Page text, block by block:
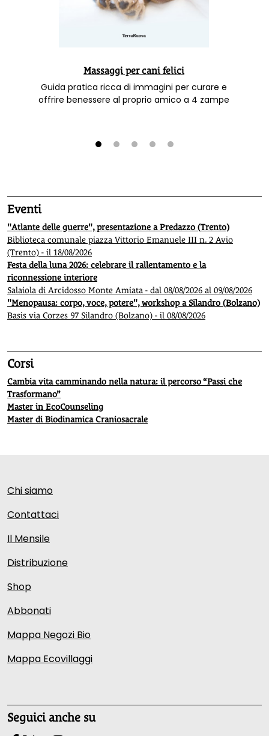
Massaggi per cani felici
Guida pratica ricca di immagini per curare e
offrire benessere al proprio amico a 4 zampe
Eventi
"Atlante delle guerre", presentazione a Predazzo (Trento)
Biblioteca comunale piazza Vittorio Emanuele III n. 2 Avio
(Trento) - il 18/08/2026
Festa della luna 2026: celebrare il rallentamento e la
riconnessione interiore
Salaiola di Arcidosso Monte Amiata - dal 08/08/2026 al 09/08/2026
"Menopausa: corpo, voce, potere", workshop a Silandro (Bolzano)
Basis via Corzes 97 Silandro (Bolzano) - il 08/08/2026
Corsi
Cambia vita camminando nella natura: il percorso “Passi che
Trasformano”
Master in EcoCounseling
Master di Biodinamica Craniosacrale
Chi siamo
Contattaci
Il Mensile
Distribuzione
Shop
Abbonati
Mappa Negozi Bio
Mappa Ecovillaggi
Seguici anche su